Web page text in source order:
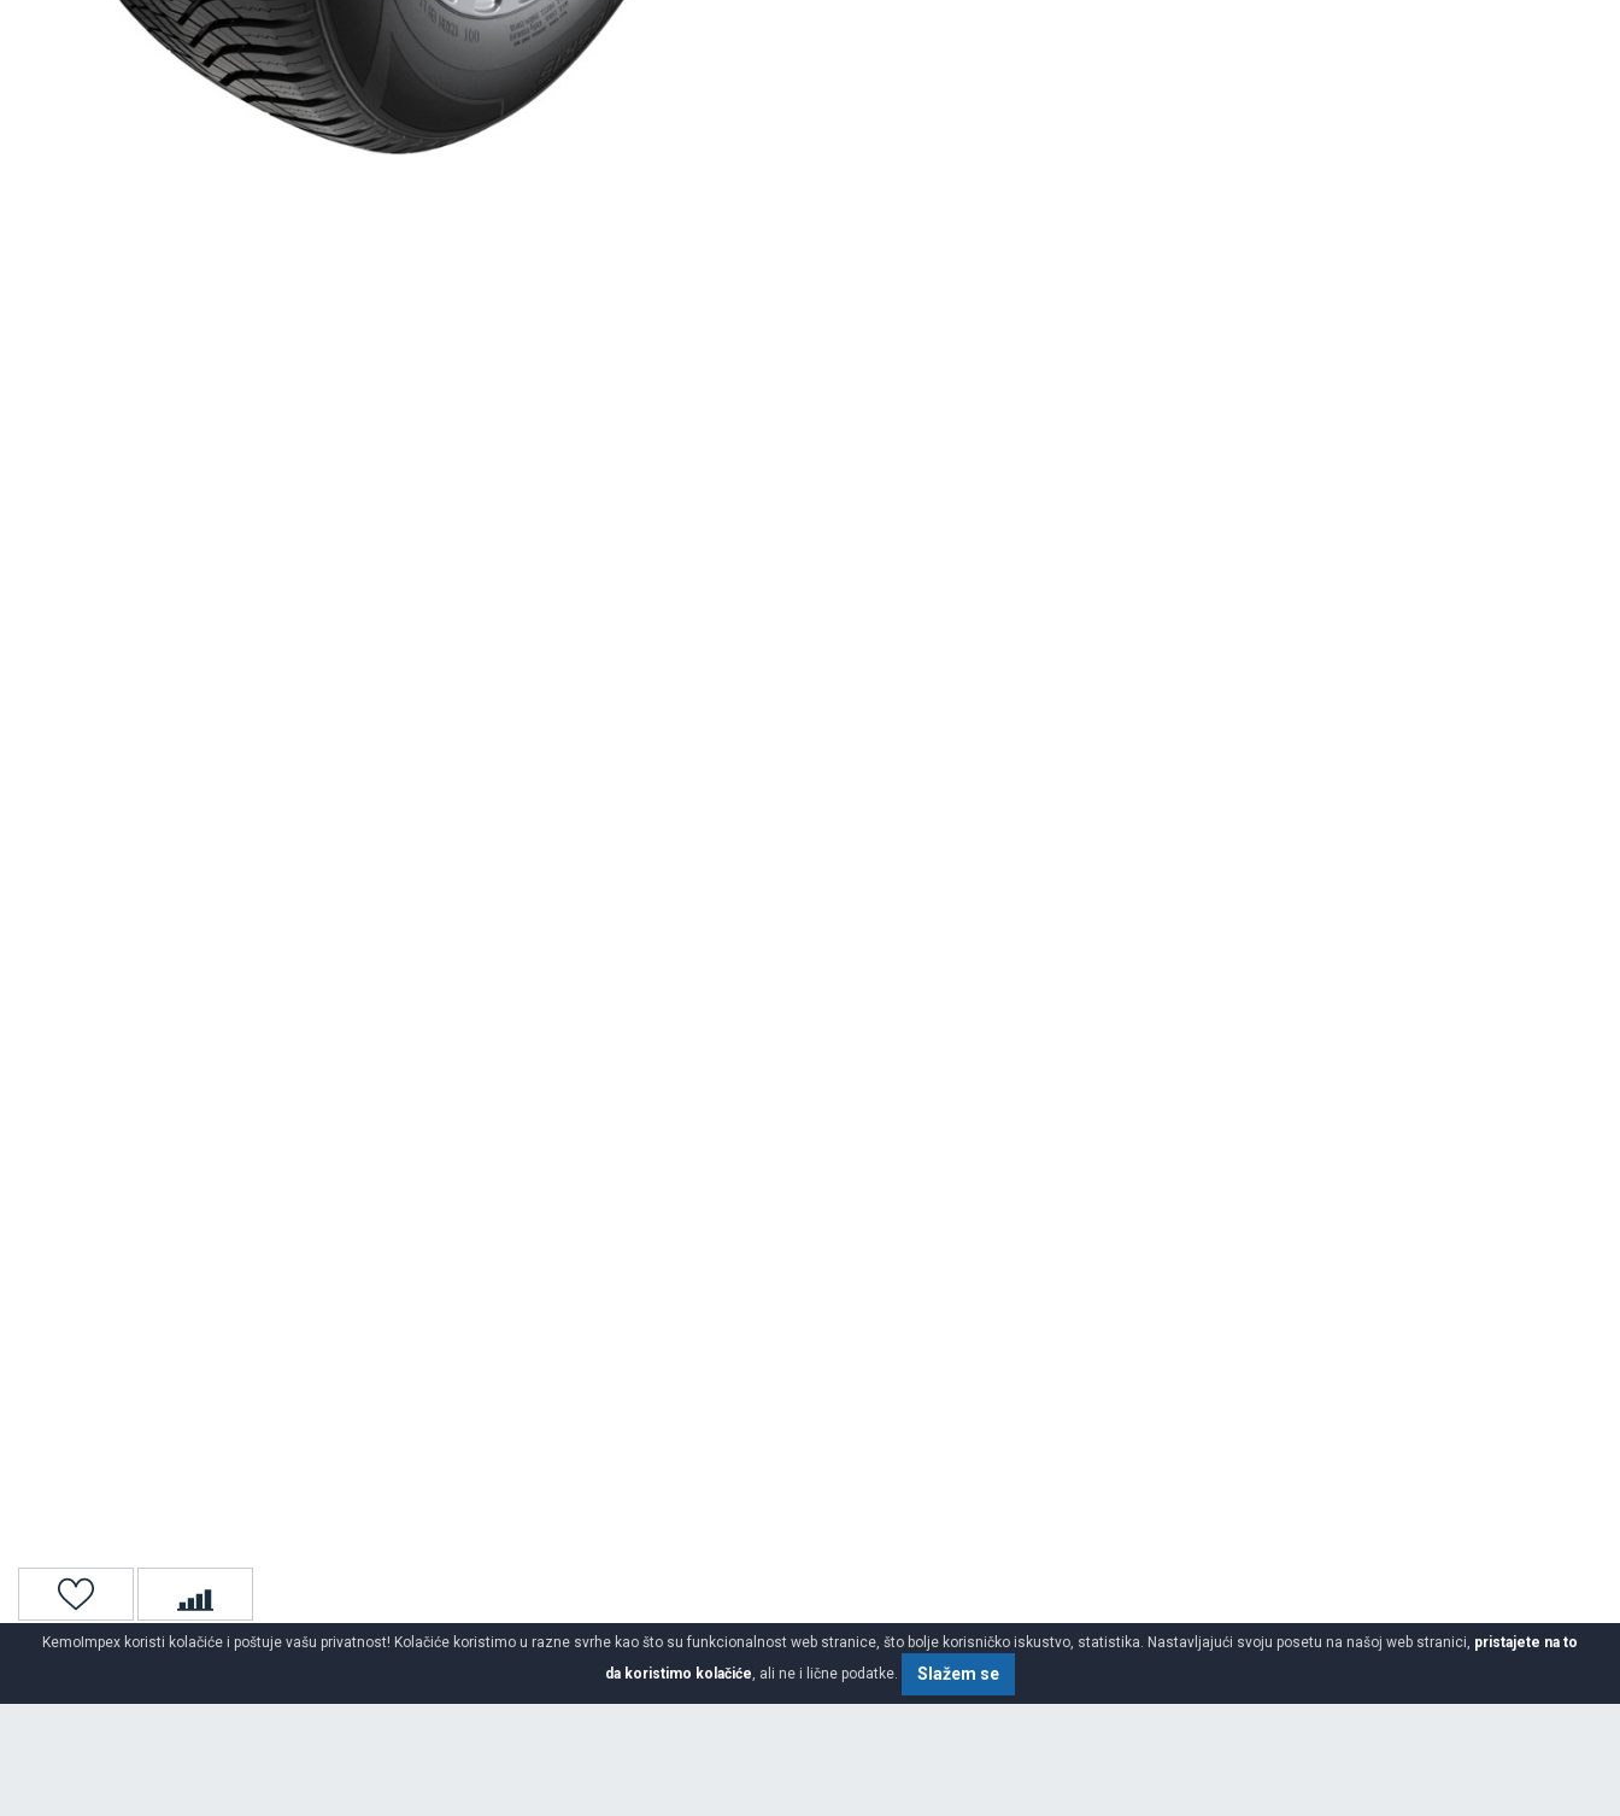
KemoImpex koristi kolačiće i poštuje vašu privatnost! Kolačiće koristimo u razne svrhe kao što su funkcionalnost web stranice, što bolje korisničko iskustvo, statistika. Nastavljajući svoju posetu na našoj web stranici, pristajete na to
da koristimo kolačiće , ali ne i lične podatke. Slažem se